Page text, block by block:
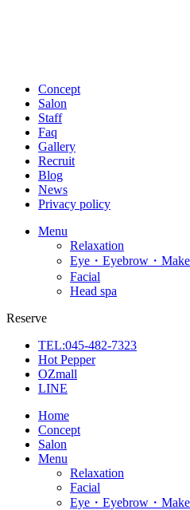
Concept
Salon
Staff
Faq
Gallery
Recruit
Blog
News
Privacy policy
Menu
Relaxation
Eye・Eyebrow・
Facial
Head spa
Reserve
TEL:045-482-7323
Hot Pepper
OZmall
LINE
Home
Concept
Salon
Menu
Relaxation
Facial
Eye・Eyebrow・